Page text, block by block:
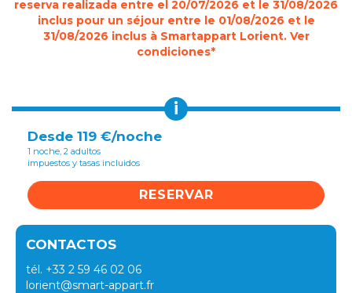
reserva realizada entre el 20/07/2026 et le 31/08/2026
inclus pour un séjour entre le 01/08/2026 et le
31/08/2026 inclus à Smartappart Lorient. Ver
condiciones*
i
Desde 119 €/noche
1 noche, 2 adultos
impuestos y tasas incluidos
RESERVAR
CONTACTOS
tél. +33 2 59 46 02 06
lorient@smart-appart.fr